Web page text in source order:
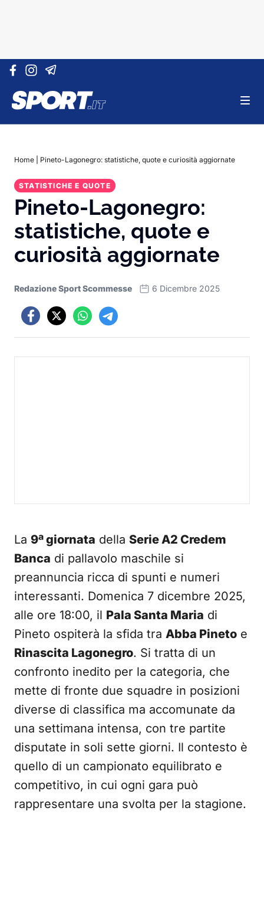
Vai al contenuto
Home Pineto-Lagonegro: statistiche, quote e curiosità aggiornate
STATISTICHE E QUOTE
Pineto-Lagonegro:
statistiche, quote e
curiosità aggiornate
Redazione Sport Scommesse 6 Dicembre 2025
La 9ª giornata della Serie A2 Credem
Banca di pallavolo maschile si
preannuncia ricca di spunti e numeri
interessanti. Domenica 7 dicembre 2025,
alle ore 18:00, il Pala Santa Maria di
Pineto ospiterà la sfida tra Abba Pineto e
Rinascita Lagonegro. Si tratta di un
confronto inedito per la categoria, che
mette di fronte due squadre in posizioni
diverse di classifica ma accomunate da
una settimana intensa, con tre partite
disputate in soli sette giorni. Il contesto è
quello di un campionato equilibrato e
competitivo, in cui ogni gara può
rappresentare una svolta per la stagione.